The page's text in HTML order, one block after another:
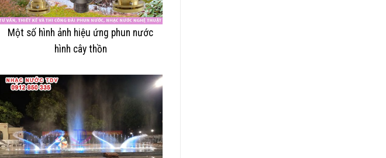
Một số hình ảnh hiệu ứng phun nước
hình cây thồn